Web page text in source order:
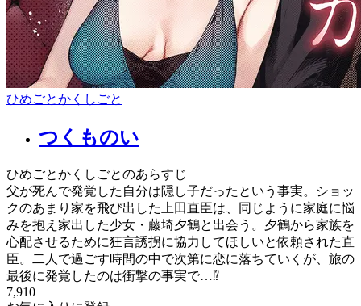
ひめごとかくしごと
つくものい
ひめごとかくしごとのあらすじ
父が死んで発覚した自分は隠し子だったという事実。ショッ
クのあまり家を飛び出した上田直臣は、同じように家庭に悩
みを抱え家出した少女・藤埼夕鶴と出会う。夕鶴から家族を
心配させるために狂言誘拐に協力してほしいと依頼された直
臣。二人で過ごす時間の中で次第に恋に落ちていくが、旅の
最後に発覚したのは衝撃の事実で…⁉
7,910